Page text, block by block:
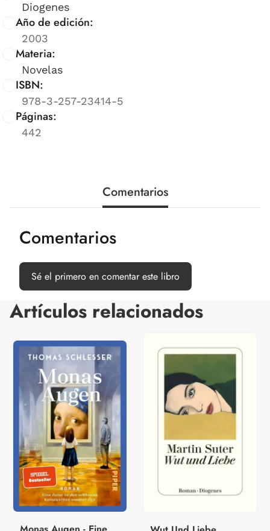
Diogenes
Año de edición:
2003
Materia:
Novelas
ISBN:
978-3-257-23414-5
Páginas:
442
Comentarios
Comentarios
Sé el primero en comentar este libro
Artículos relacionados